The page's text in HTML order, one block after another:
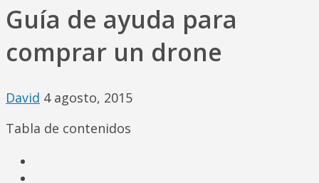
Guía de ayuda para
comprar un drone
David 4 agosto, 2015
Tabla de contenidos